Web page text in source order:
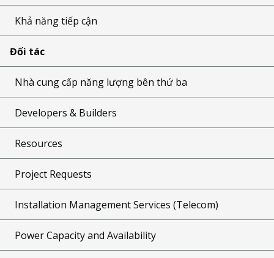
Khả năng tiếp cận
Đối tác
Nhà cung cấp năng lượng bên thứ ba
Developers & Builders
Resources
Project Requests
Installation Management Services (Telecom)
Power Capacity and Availability